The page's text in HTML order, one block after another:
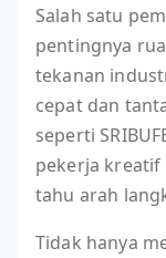
Salah satu
pentingnya
tekanan
cepat dan
seperti
pekerja kreatif
tahu arah
Tidak hanya